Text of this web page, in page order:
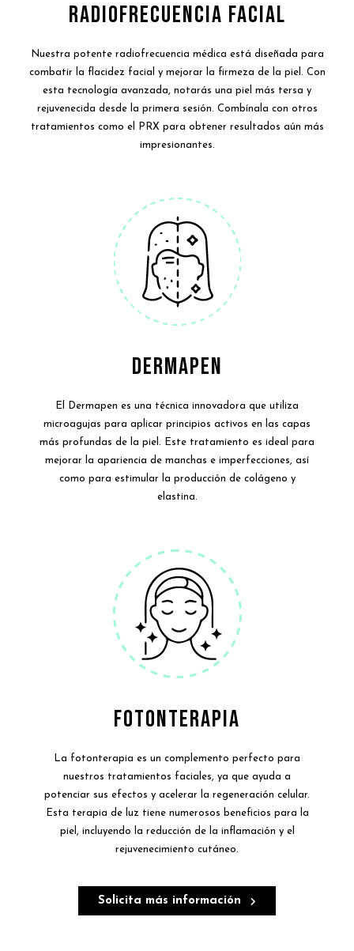
RADIOFRECUENCIA FACIAL
Nuestra potente radiofrecuencia médica está diseñada para
combatir la flacidez facial y mejorar la firmeza de la piel. Con
esta tecnología avanzada, notarás una piel más tersa y
rejuvenecida desde la primera sesión. Combínala con otros
tratamientos como el PRX para obtener resultados aún más
impresionantes.
DERMAPEN
El Dermapen es una técnica innovadora que utiliza
microagujas para aplicar principios activos en las capas
más profundas de la piel. Este tratamiento es ideal para
mejorar la apariencia de manchas e imperfecciones, así
como para estimular la producción de colágeno y
elastina.
FOTONTERAPIA
La fotonterapia es un complemento perfecto para
nuestros tratamientos faciales, ya que ayuda a
potenciar sus efectos y acelerar la regeneración celular.
Esta terapia de luz tiene numerosos beneficios para la
piel, incluyendo la reducción de la inflamación y el
rejuvenecimiento cutáneo.
Solicita más información